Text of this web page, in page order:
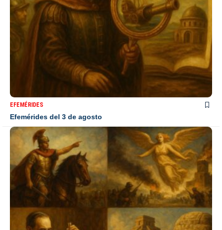
EFEMÉRIDES
Efemérides del 3 de agosto